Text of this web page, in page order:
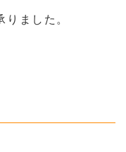
ました。